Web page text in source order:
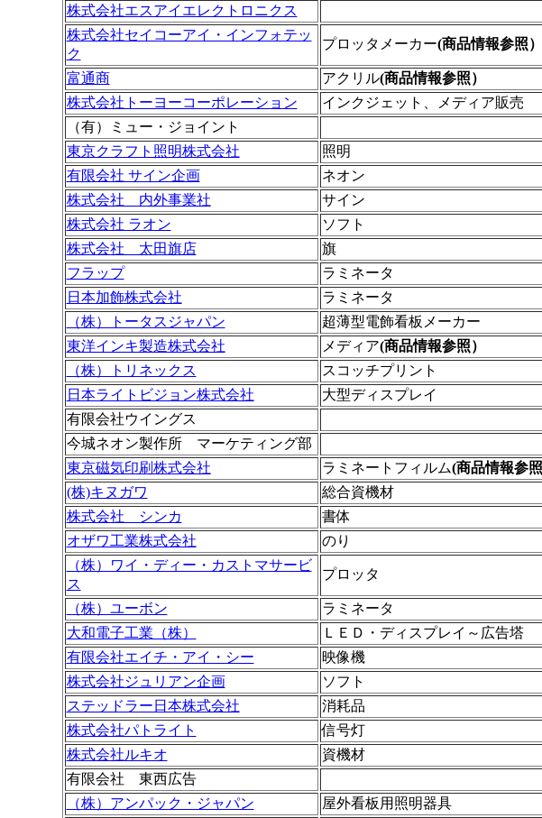
株式会社エスアイエレクトロニクス
株式会社セイコーアイ・インフォテッ
ク
プロッタメーカー(商品情報参照）
富通商 アクリル(商品情報参照）
株式会社トーヨーコーポレーション
インクジェット、メディア販売
（有）ミュー・ジョイント
東京クラフト照明株式会社
照明
有限会社 サイン企画
ネオン
株式会社 内外事業社
サイン
株式会社 ラオン
ソフト
株式会社 太田旗店
旗
フラップ
ラミネータ
日本加飾株式会社
ラミネータ
（株）トータスジャパン
超薄型電飾看板メーカー
東洋インキ製造株式会社
メディア(商品情報参照）
（株）トリネックス
スコッチプリント
日本ライトビジョン株式会社
大型ディスプレイ
有限会社ウイングス
今城ネオン製作所 マーケティング部
東京磁気印刷株式会社
ラミネートフィルム(商品情報参
(株)キヌガワ
総合資機材
株式会社 シンカ
書体
オザワ工業株式会社
のり
（株）ワイ・ディー・カストマサービ
ス
プロッタ
（株）ユーボン
ラミネータ
大和電子工業（株）
ＬＥＤ・ディスプレイ～広告塔
有限会社エイチ・アイ・シー
映像機
株式会社ジュリアン企画
ソフト
ステッドラー日本株式会社
消耗品
株式会社パトライト
信号灯
株式会社ルキオ
資機材
有限会社 東西広告
（株）アンパック・ジャパン
屋外看板用照明器具